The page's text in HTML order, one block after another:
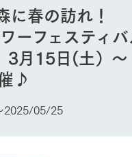
案内
の営業時間
場の天気、
ーデンの開花
などを毎日
ア
Ark館ヶ森で開
催しているイベ
ント・フェアの
情報やスケジュ
ついて
り組み
お
に春の訪れ！
ーフェスティ
月15日(土）
♪
2025/05/25